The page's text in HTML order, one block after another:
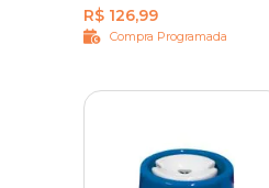
R$ 126,99
Compra Programada